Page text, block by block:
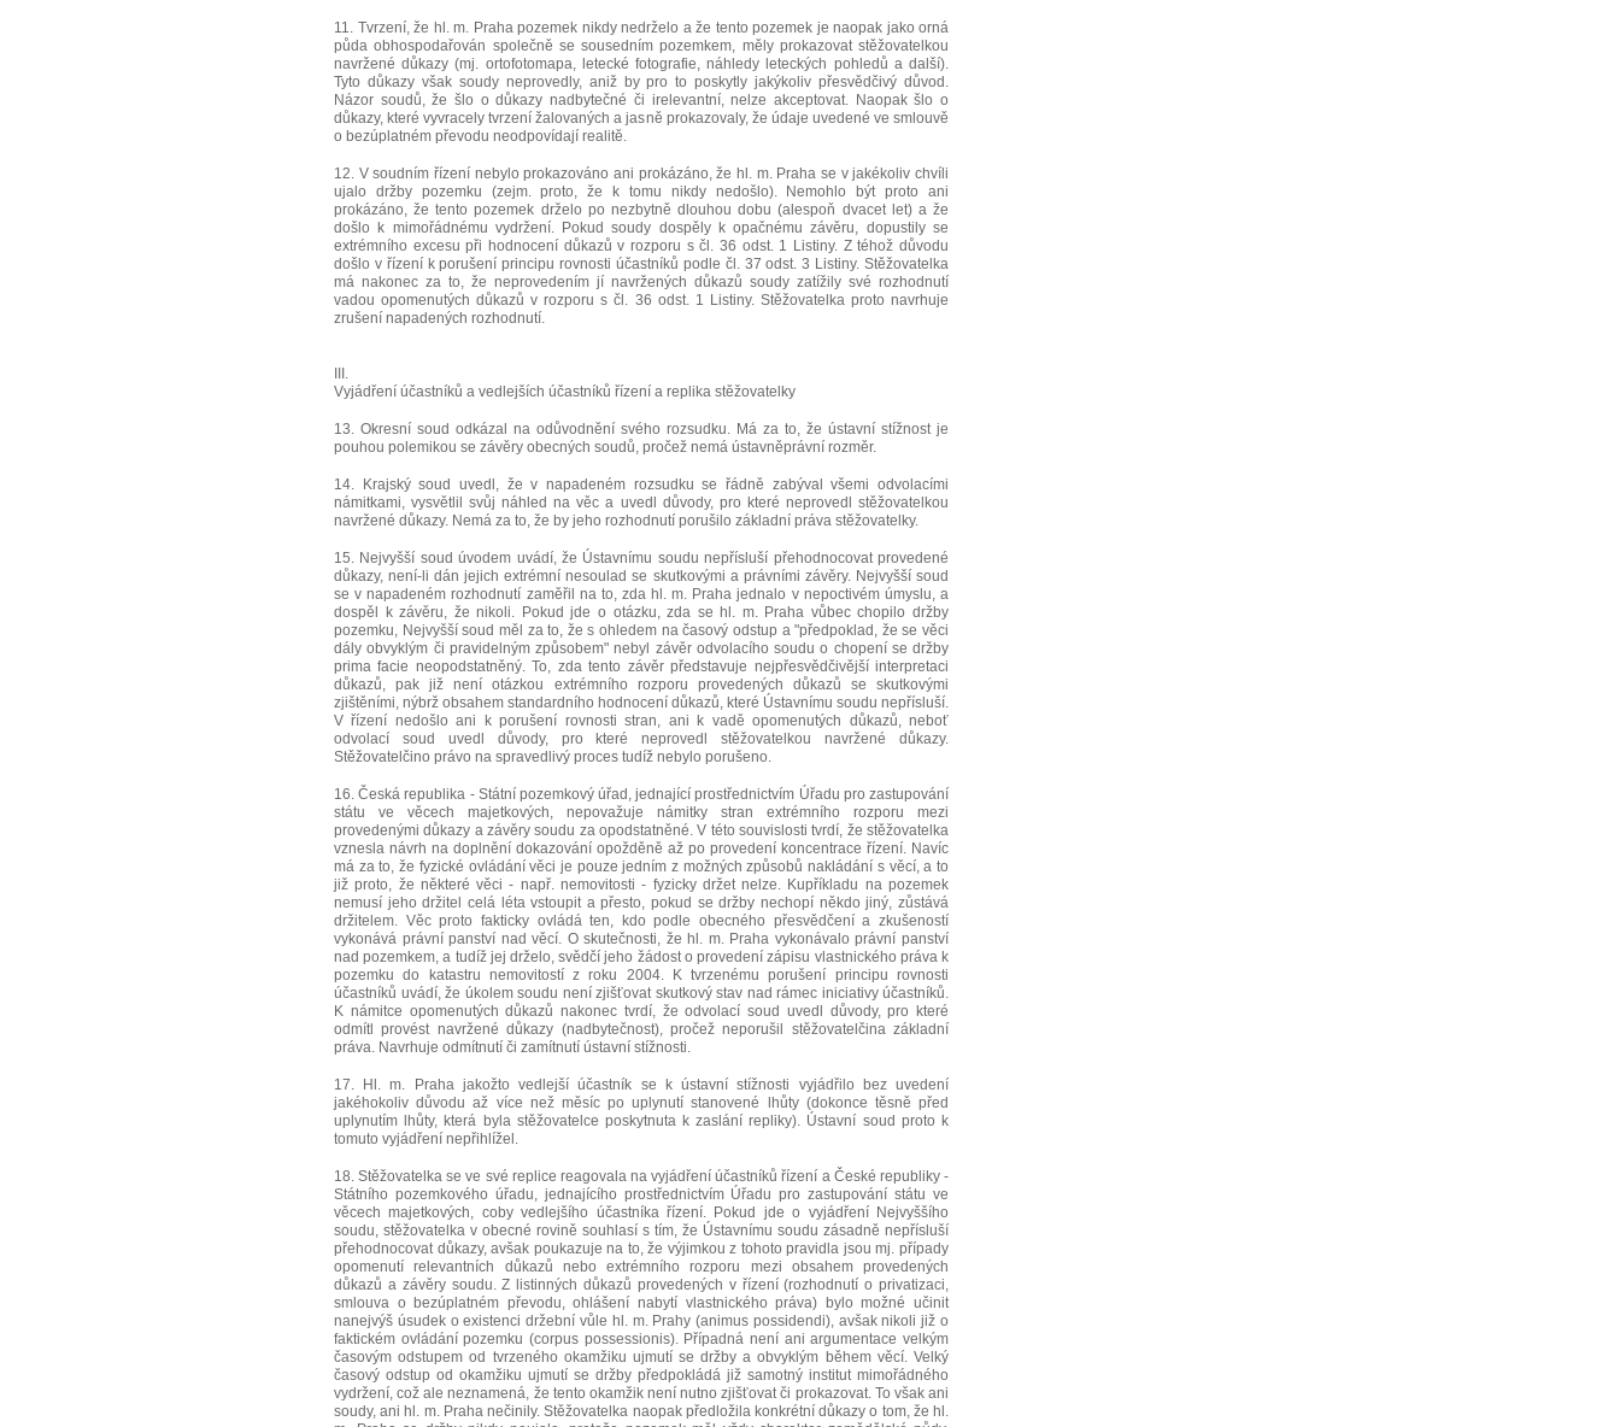
11. Tvrzení, že hl. m. Praha pozemek nikdy nedrželo a že tento pozemek je naopak jako orná
půda obhospodařován společně se sousedním pozemkem, měly prokazovat stěžovatelkou
navržené důkazy (mj. ortofotomapa, letecké fotografie, náhledy leteckých pohledů a další).
Tyto důkazy však soudy neprovedly, aniž by pro to poskytly jakýkoliv přesvědčivý důvod.
Názor soudů, že šlo o důkazy nadbytečné či irelevantní, nelze akceptovat. Naopak šlo o
důkazy, které vyvracely tvrzení žalovaných a jasně prokazovaly, že údaje uvedené ve smlouvě
o bezúplatném převodu neodpovídají realitě.
12. V soudním řízení nebylo prokazováno ani prokázáno, že hl. m. Praha se v jakékoliv chvíli
ujalo držby pozemku (zejm. proto, že k tomu nikdy nedošlo). Nemohlo být proto ani
prokázáno, že tento pozemek drželo po nezbytně dlouhou dobu (alespoň dvacet let) a že
došlo k mimořádnému vydržení. Pokud soudy dospěly k opačnému závěru, dopustily se
extrémního excesu při hodnocení důkazů v rozporu s čl. 36 odst. 1 Listiny. Z téhož důvodu
došlo v řízení k porušení principu rovnosti účastníků podle čl. 37 odst. 3 Listiny. Stěžovatelka
má nakonec za to, že neprovedením jí navržených důkazů soudy zatížily své rozhodnutí
vadou opomenutých důkazů v rozporu s čl. 36 odst. 1 Listiny. Stěžovatelka proto navrhuje
zrušení napadených rozhodnutí.
III.
Vyjádření účastníků a vedlejších účastníků řízení a replika stěžovatelky
13. Okresní soud odkázal na odůvodnění svého rozsudku. Má za to, že ústavní stížnost je
pouhou polemikou se závěry obecných soudů, pročež nemá ústavněprávní rozměr.
14. Krajský soud uvedl, že v napadeném rozsudku se řádně zabýval všemi odvolacími
námitkami, vysvětlil svůj náhled na věc a uvedl důvody, pro které neprovedl stěžovatelkou
navržené důkazy. Nemá za to, že by jeho rozhodnutí porušilo základní práva stěžovatelky.
15. Nejvyšší soud úvodem uvádí, že Ústavnímu soudu nepřísluší přehodnocovat provedené
důkazy, není-li dán jejich extrémní nesoulad se skutkovými a právními závěry. Nejvyšší soud
se v napadeném rozhodnutí zaměřil na to, zda hl. m. Praha jednalo v nepoctivém úmyslu, a
dospěl k závěru, že nikoli. Pokud jde o otázku, zda se hl. m. Praha vůbec chopilo držby
pozemku, Nejvyšší soud měl za to, že s ohledem na časový odstup a "předpoklad, že se věci
dály obvyklým či pravidelným způsobem" nebyl závěr odvolacího soudu o chopení se držby
prima facie neopodstatněný. To, zda tento závěr představuje nejpřesvědčivější interpretaci
důkazů, pak již není otázkou extrémního rozporu provedených důkazů se skutkovými
zjištěními, nýbrž obsahem standardního hodnocení důkazů, které Ústavnímu soudu nepřísluší.
V řízení nedošlo ani k porušení rovnosti stran, ani k vadě opomenutých důkazů, neboť
odvolací soud uvedl důvody, pro které neprovedl stěžovatelkou navržené důkazy.
Stěžovatelčino právo na spravedlivý proces tudíž nebylo porušeno.
16. Česká republika - Státní pozemkový úřad, jednající prostřednictvím Úřadu pro zastupování
státu ve věcech majetkových, nepovažuje námitky stran extrémního rozporu mezi
provedenými důkazy a závěry soudu za opodstatněné. V této souvislosti tvrdí, že stěžovatelka
vznesla návrh na doplnění dokazování opožděně až po provedení koncentrace řízení. Navíc
má za to, že fyzické ovládání věci je pouze jedním z možných způsobů nakládání s věcí, a to
již proto, že některé věci - např. nemovitosti - fyzicky držet nelze. Kupříkladu na pozemek
nemusí jeho držitel celá léta vstoupit a přesto, pokud se držby nechopí někdo jiný, zůstává
držitelem. Věc proto fakticky ovládá ten, kdo podle obecného přesvědčení a zkušeností
vykonává právní panství nad věcí. O skutečnosti, že hl. m. Praha vykonávalo právní panství
nad pozemkem, a tudíž jej drželo, svědčí jeho žádost o provedení zápisu vlastnického práva k
pozemku do katastru nemovitostí z roku 2004. K tvrzenému porušení principu rovnosti
účastníků uvádí, že úkolem soudu není zjišťovat skutkový stav nad rámec iniciativy účastníků.
K námitce opomenutých důkazů nakonec tvrdí, že odvolací soud uvedl důvody, pro které
odmítl provést navržené důkazy (nadbytečnost), pročež neporušil stěžovatelčina základní
práva. Navrhuje odmítnutí či zamítnutí ústavní stížnosti.
17. Hl. m. Praha jakožto vedlejší účastník se k ústavní stížnosti vyjádřilo bez uvedení
jakéhokoliv důvodu až více než měsíc po uplynutí stanovené lhůty (dokonce těsně před
uplynutím lhůty, která byla stěžovatelce poskytnuta k zaslání repliky). Ústavní soud proto k
tomuto vyjádření nepřihlížel.
18. Stěžovatelka se ve své replice reagovala na vyjádření účastníků řízení a České republiky -
Státního pozemkového úřadu, jednajícího prostřednictvím Úřadu pro zastupování státu ve
věcech majetkových, coby vedlejšího účastníka řízení. Pokud jde o vyjádření Nejvyššího
soudu, stěžovatelka v obecné rovině souhlasí s tím, že Ústavnímu soudu zásadně nepřísluší
přehodnocovat důkazy, avšak poukazuje na to, že výjimkou z tohoto pravidla jsou mj. případy
opomenutí relevantních důkazů nebo extrémního rozporu mezi obsahem provedených
důkazů a závěry soudu. Z listinných důkazů provedených v řízení (rozhodnutí o privatizaci,
smlouva o bezúplatném převodu, ohlášení nabytí vlastnického práva) bylo možné učinit
nanejvýš úsudek o existenci držební vůle hl. m. Prahy (animus possidendi), avšak nikoli již o
faktickém ovládání pozemku (corpus possessionis). Případná není ani argumentace velkým
časovým odstupem od tvrzeného okamžiku ujmutí se držby a obvyklým během věcí. Velký
časový odstup od okamžiku ujmutí se držby předpokládá již samotný institut mimořádného
vydržení, což ale neznamená, že tento okamžik není nutno zjišťovat či prokazovat. To však ani
soudy, ani hl. m. Praha nečinily. Stěžovatelka naopak předložila konkrétní důkazy o tom, že hl.